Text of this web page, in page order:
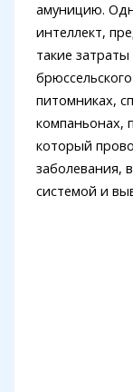
амуницию.
интеллект,
такие
питомниках,
компаньонах,
который
заболевания,
системой и